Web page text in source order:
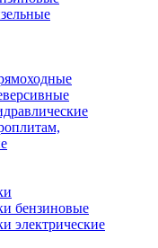
бензиновые
электрические